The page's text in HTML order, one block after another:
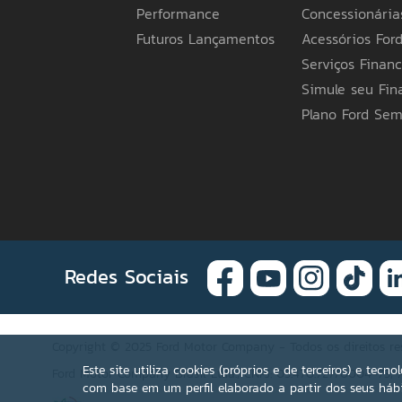
indicar outra base de faturamento),
com a Legislação Tributária Estadual do
de sua preferência para mais informações.
itens apresentados poderão não estar
especificações e preços de seus produtos
em obrigações ou responsabilidades de
Ford pelo telefone 0800 703 3673 ou a
Este site utiliza cookies (próprios e de terceiros) e
com base em um perfil elaborado a partir dos seus
Performance
Futuros Lançamentos
Acessórios Ford
Serviços
Simule seu
Plano Ford
Redes Sociais
Ford Motor Company Brasil Ltda.; CNPJ: 03.470.727/0004-